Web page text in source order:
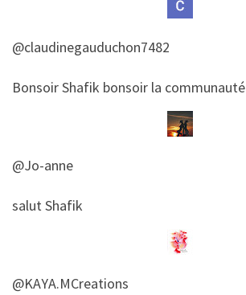
@claudinegauduchon7482
​​Bonsoir Shafik bonsoir la communauté
@Jo-anne
​​salut Shafik
@KAYA.MCreations